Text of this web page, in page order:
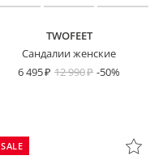
TWOFEET
Сандалии женские
6 495
12 990 -50%
SALE